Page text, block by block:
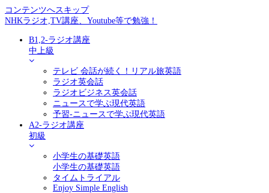
コンテンツへスキップ
NHKラジオ,TV講座、Youtube等で勉強！
B1,2-ラジオ講座
中上級
テレビ 会話が続く！リアル旅英語
ラジオ英会話
ラジオビジネス英会話
ニュースで学ぶ現代英語
予習-ニュースで学ぶ現代英語
A2-ラジオ講座
初級
小学生の基礎英語
小学生の基礎英語
タイムトライアル
Enjoy Simple English